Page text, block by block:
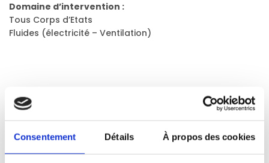
Consentement Détails À propos des cookies
Domaine d’intervention :
Tous Corps d’Etats
Fluides (électricité – Ventilation)
Scolaires